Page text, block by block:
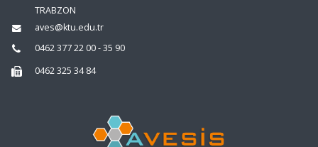
TRABZON
aves@ktu.edu.tr
0462 377 22 00 - 35 90
0462 325 34 84